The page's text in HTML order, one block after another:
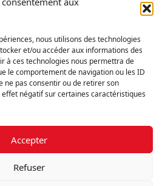
nous utilisons des technologies
et/ou accéder aux informations des
à ces technologies nous permettra de
le comportement de navigation ou les ID
ne pas consentir ou de retirer son
négatif sur certaines caractéristiques
Accepter
Refuser
RGPD
Nous contacter